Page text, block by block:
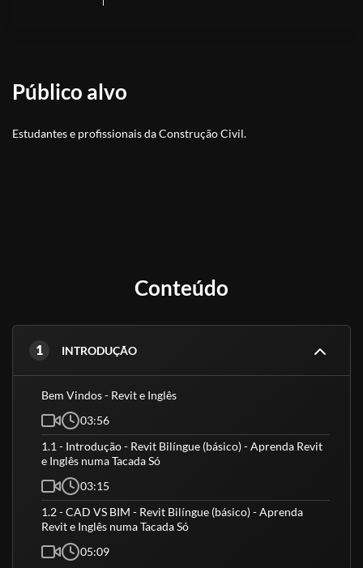
Público alvo
Estudantes e profissionais da Construção Civil.
Conteúdo
1 INTRODUÇÃO
Bem Vindos - Revit e Inglês
03:56
1.1 - Introdução - Revit Bilíngue (básico) - Aprenda Revit
e Inglês numa Tacada Só
03:15
1.2 - CAD VS BIM - Revit Bilíngue (básico) - Aprenda
Revit e Inglês numa Tacada Só
05:09